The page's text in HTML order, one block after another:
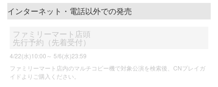
インターネット・電話以外での発売
ファミリーマート店頭
先行予約（先着受付）
4/22(水)10:00～ 5/6(水)23:59
ファミリーマート店内のマルチコピー機で対象公演を検索後、CNプレイガ
イドよりご購入ください。